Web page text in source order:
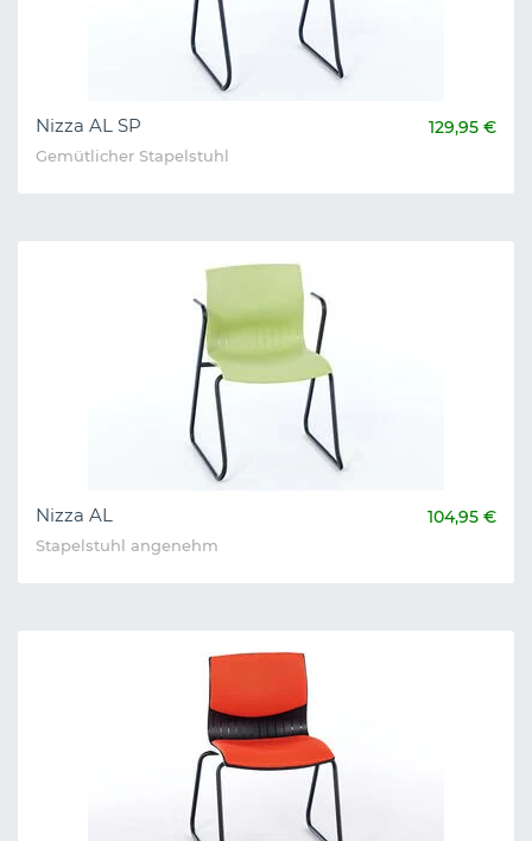
Nizza AL SP 129,95 €
Gemütlicher Stapelstuhl
Nizza AL 104,95 €
Stapelstuhl angenehm